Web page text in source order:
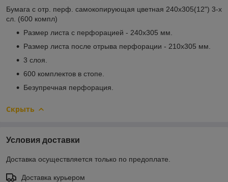
Бумага с отр. перф. самокопирующая цветная 240х305(12") 3-х
сл. (600 компл)
Размер листа с перфорацией - 240х305 мм.
Размер листа после отрыва перфорации - 210х305 мм.
3 слоя.
600 комплектов в стопе.
Безупречная перфорация.
Скрыть
Условия доставки
Доставка осуществляется только по предоплате.
Доставка курьером